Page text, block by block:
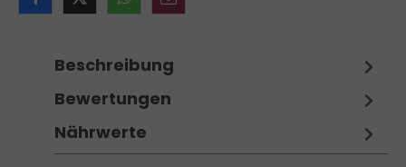
Beschreibung
Bewertungen
Nährwerte